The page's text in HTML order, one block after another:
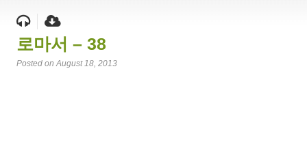
로마서 – 38
Posted on August 18, 2013